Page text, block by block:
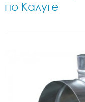
по Калуге